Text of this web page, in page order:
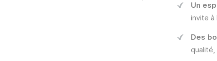
Un
invite à
Des